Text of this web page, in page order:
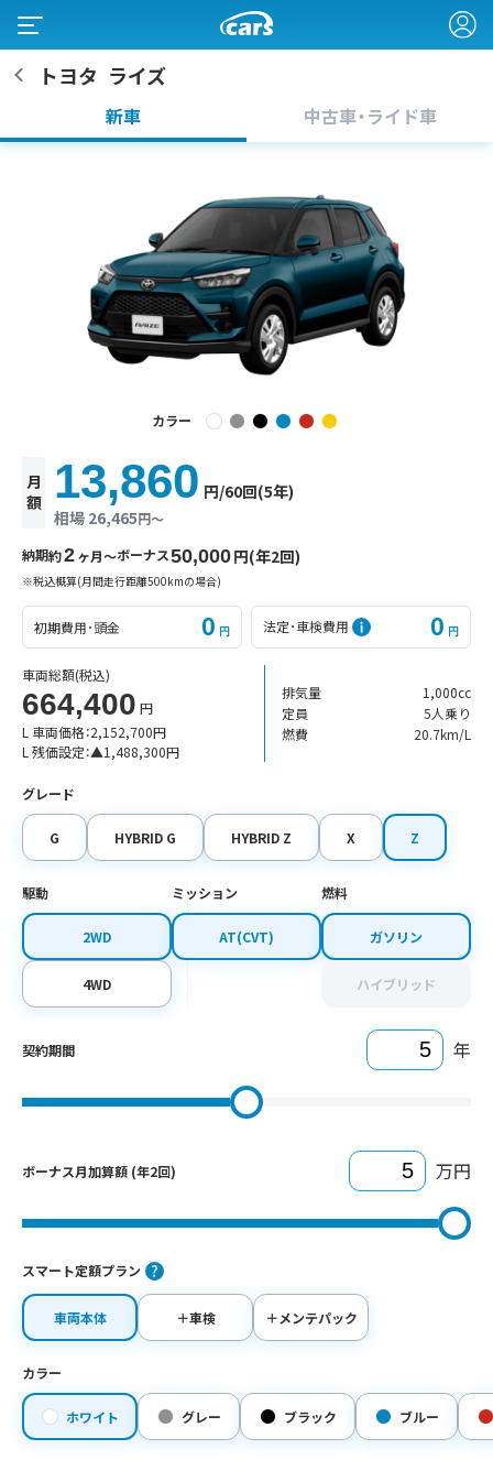
トヨタ ライズ
新車 中古車・ライド車
カラー
月
額
相場 26,465円〜
13,860 円/60回(5年)
納期約2ヶ月〜ボーナス50,000円(年2回)
※税込概算(月間走行距離500kmの場合)
初期費用･頭金 0 円 法定･車検費用 0 円
車両総額(税込)
664,400 円
L 車両価格：2,152,700円
L 残価設定：▲1,488,300円
排気量
1,000cc
定員
5人乗り
燃費
20.7km/L
グレード
G HYBRID G HYBRID Z X Z
駆動
2WD
4WD
ミッション
AT(CVT)
燃料
ガソリン
ハイブリッド
契約期間 年
ボーナス月加算額 (年2回) 万円
スマート定額プラン
車両本体 ＋車検 ＋メンテパック
カラー
ホワイト グレー ブラック ブルー